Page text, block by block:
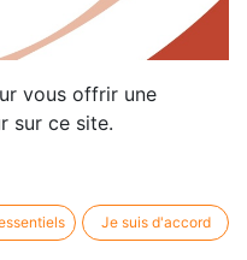
vous offrir une
sur ce site.
Je suis d'accord